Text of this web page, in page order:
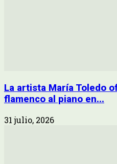
La artista María Toledo
flamenco al piano en...
31 julio, 2026